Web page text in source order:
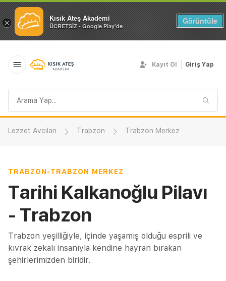
× Kısık Ateş Akademi
ÜCRETSİZ - Google Play'de
Görüntüle
sorgusu
Kayıt Ol Giriş Yap
Lezzet Avcıları Trabzon Trabzon Merkez
TRABZON-TRABZON MERKEZ
Tarihi Kalkanoğlu Pilavı
- Trabzon
Trabzon yeşilliğiyle, içinde yaşamış olduğu esprili ve
kıvrak zekalı insanıyla kendine hayran bırakan
şehirlerimizden biridir.